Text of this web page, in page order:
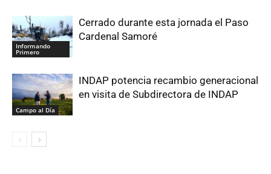
Informando
Primero
Cerrado durante esta jornada el Paso
Cardenal Samoré
Campo al Día
INDAP potencia recambio generacional
en visita de Subdirectora de INDAP